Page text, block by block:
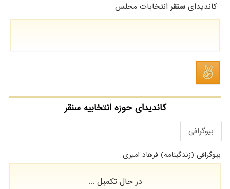
کاندیدای سنقر انتخابات مجلس
کاندیدای حوزه انتخابیه سنقر
بیوگرافی
بیوگرافی (زندگینامه) فرهاد امیری:
در حال تکمیل ...